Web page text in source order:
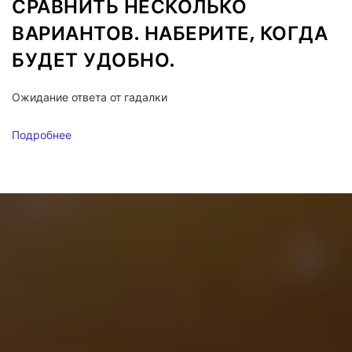
СРАВНИТЬ НЕСКОЛЬКО
ВАРИАНТОВ. НАБЕРИТЕ, КОГДА
БУДЕТ УДОБНО.
Ожидание ответа от гадалки
Подробнее